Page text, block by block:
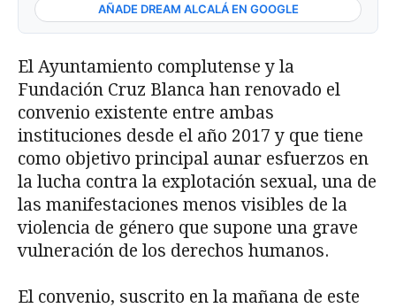
AÑADE DREAM ALCALÁ EN GOOGLE
El Ayuntamiento complutense y la
Fundación Cruz Blanca han renovado el
convenio existente entre ambas
instituciones desde el año 2017 y que tiene
como objetivo principal aunar esfuerzos en
la lucha contra la explotación sexual, una de
las manifestaciones menos visibles de la
violencia de género que supone una grave
vulneración de los derechos humanos.
El convenio, suscrito en la mañana de este